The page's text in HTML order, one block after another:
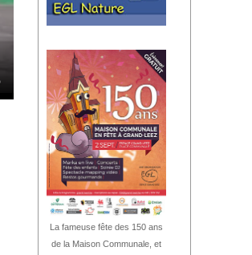
La fameuse fête des 150 ans
de la Maison Communale, et